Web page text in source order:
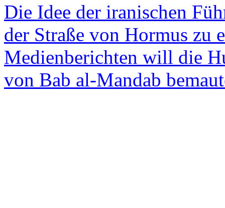
Die Idee der iranischen
der Straße von Hormus zu
Medienberichten will die
von Bab al-Mandab